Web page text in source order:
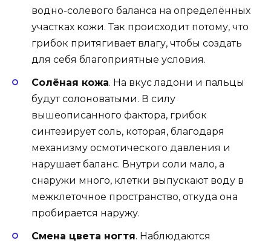
водно-солевого баланса на определённых
участках кожи. Так происходит потому, что
грибок притягивает влагу, чтобы создать
для себя благоприятные условия.
Солёная кожа. На вкус ладони и пальцы
будут солоноватыми. В силу
вышеописанного фактора, грибок
синтезирует соль, которая, благодаря
механизму осмотического давления и
нарушает баланс. Внутри соли мало, а
снаружи много, клетки выпускают воду в
межклеточное пространство, откуда она
пробирается наружу.
Смена цвета ногтя. Наблюдаются